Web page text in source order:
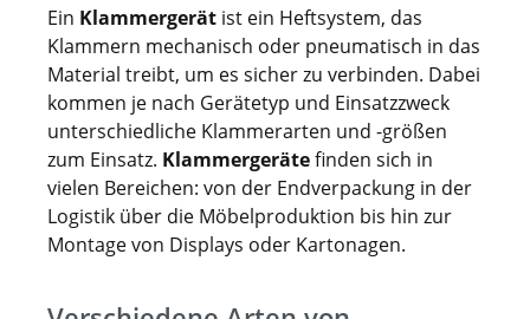
Ein Klammergerät ist ein Heftsystem, das
Klammern mechanisch oder pneumatisch in das
Material treibt, um es sicher zu verbinden. Dabei
kommen je nach Gerätetyp und Einsatzzweck
unterschiedliche Klammerarten und -größen
zum Einsatz. Klammergerätefinden sich in
vielen Bereichen: von der Endverpackung in der
Logistik über die Möbelproduktion bis hin zur
Montage von Displays oder Kartonagen.